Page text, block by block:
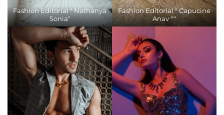
Fashion Editorial " Nathanya
Sonia"
Fashion Editorial " Capucine
Anav ""